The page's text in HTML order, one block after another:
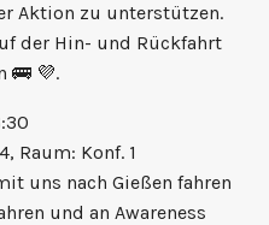
Aktion zu unterstützen.
der Hin- und Rückfahrt
🚌 💜.
Raum: Konf. 1
uns nach Gießen fahren
und an Awareness